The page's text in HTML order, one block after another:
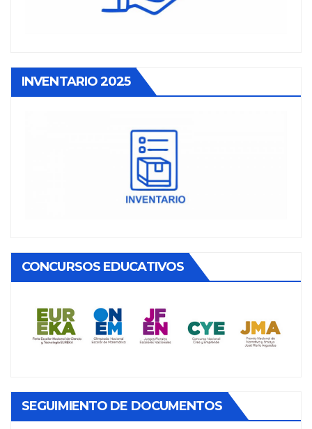
INVENTARIO 2025
CONCURSOS EDUCATIVOS
SEGUIMIENTO DE DOCUMENTOS